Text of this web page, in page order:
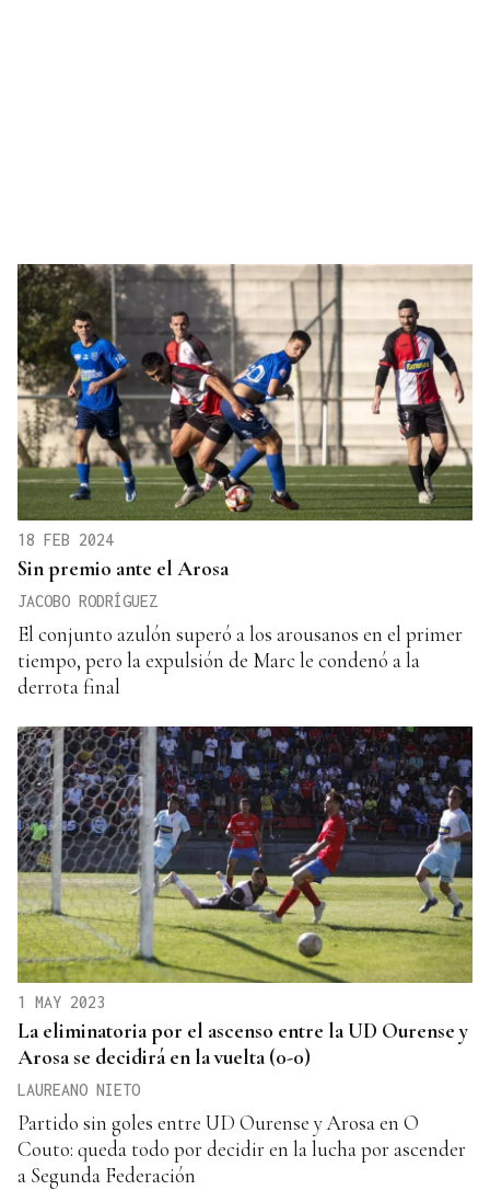
18 FEB 2024
Sin premio ante el Arosa
JACOBO RODRÍGUEZ
El conjunto azulón superó a los arousanos en el primer
tiempo, pero la expulsión de Marc le condenó a la
derrota final
1 MAY 2023
La eliminatoria por el ascenso entre la UD Ourense y
Arosa se decidirá en la vuelta (0-0)
LAUREANO NIETO
Partido sin goles entre UD Ourense y Arosa en O
Couto: queda todo por decidir en la lucha por ascender
a Segunda Federación